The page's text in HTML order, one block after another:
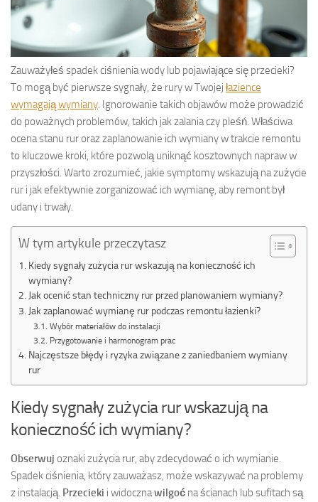
Zauważyłeś spadek ciśnienia wody lub pojawiające się przecieki?
To mogą być pierwsze sygnały, że rury w Twojej łazience
wymagają wymiany . Ignorowanie takich objawów może prowadzić
do poważnych problemów, takich jak zalania czy pleśń. Właściwa
ocena stanu rur oraz zaplanowanie ich wymiany w trakcie remontu
to kluczowe kroki, które pozwolą uniknąć kosztownych napraw w
przyszłości. Warto zrozumieć, jakie symptomy wskazują na zużycie
rur i jak efektywnie zorganizować ich wymianę, aby remont był
udany i trwały.
W tym artykule przeczytasz
Kiedy sygnały zużycia rur wskazują na konieczność ich
wymiany?
Jak ocenić stan techniczny rur przed planowaniem wymiany?
Jak zaplanować wymianę rur podczas remontu łazienki?
Wybór materiałów do instalacji
Przygotowanie i harmonogram prac
Najczęstsze błędy i ryzyka związane z zaniedbaniem wymiany
rur
Kiedy sygnały zużycia rur wskazują na
konieczność ich wymiany?
Obserwuj oznaki zużycia rur, aby zdecydować o ich wymianie.
Spadek ciśnienia, który zauważasz, może wskazywać na problemy
z instalacją. Przecieki i widocznawilgoć na ścianach lub sufitach są